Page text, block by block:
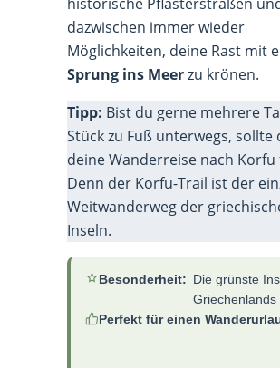
dazwischen immer wieder
Möglichkeiten, deine Rast mit
Sprung ins Meerzu krönen.
Tipp: Bist du gerne mehrere
Stück zu Fuß unterwegs, sollte
deine Wanderreise nach
Denn der Korfu-Trail ist der
Weitwanderweg der
Inseln.
Besonderheit: Die grünste
Griechenlands
Perfekt für einen